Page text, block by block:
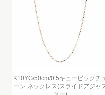
K10YG/50cm/0.5キュービックチ
ーン ネックレス(スライドアジャ